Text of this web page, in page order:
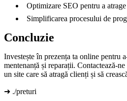
Optimizare SEO pentru a
Simplificarea procesului de
Concluzie
Investește în prezența ta online pentru
mentenanță și reparații. Contactează-
un site care să atragă clienți și să
➜ ./preturi